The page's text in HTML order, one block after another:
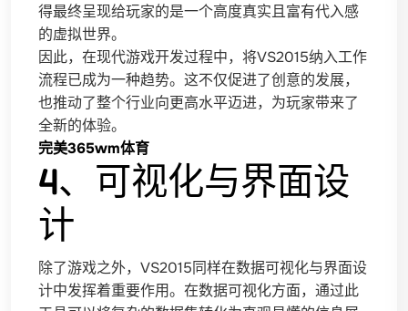
得最终呈现给玩家的是一个高度真实且富有代入感
的虚拟世界。
因此，在现代游戏开发过程中，将VS2015纳入工作
流程已成为一种趋势。这不仅促进了创意的发展，
也推动了整个行业向更高水平迈进，为玩家带来了
全新的体验。
完美365wm体育
4、可视化与界面设
计
除了游戏之外，VS2015同样在数据可视化与界面设
计中发挥着重要作用。在数据可视化方面，通过此